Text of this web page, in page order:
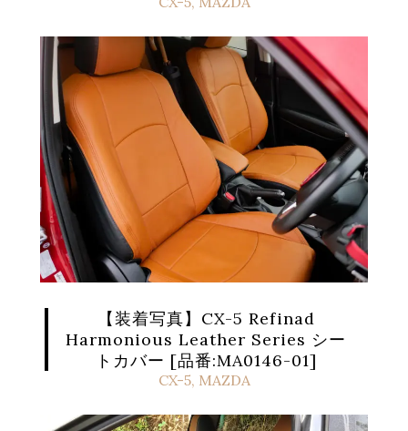
【装着写真】CX-5 Refinad
Harmonious Leather Series シー
トカバー [品番:MA0146-01]
CX-5, MAZDA